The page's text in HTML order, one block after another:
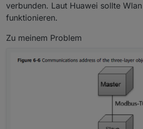
verbunden. Laut Huawei sollte
funktionieren.
Zu meinem Problem